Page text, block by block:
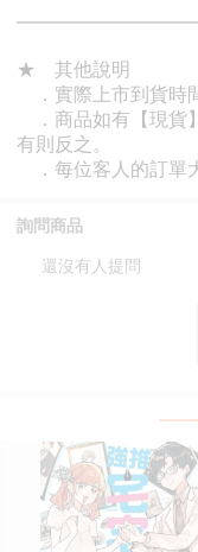
詢問商品
還沒有人提問